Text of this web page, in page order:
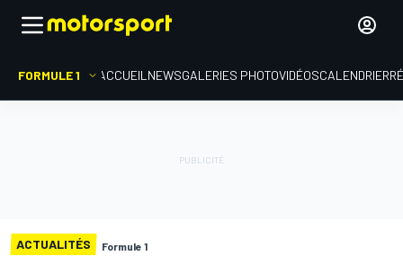
FORMULE 1 ACCUEIL NEWSGALERIES PHOTOVIDÉOSCALENDRIER
ACTUALITÉS Formule 1